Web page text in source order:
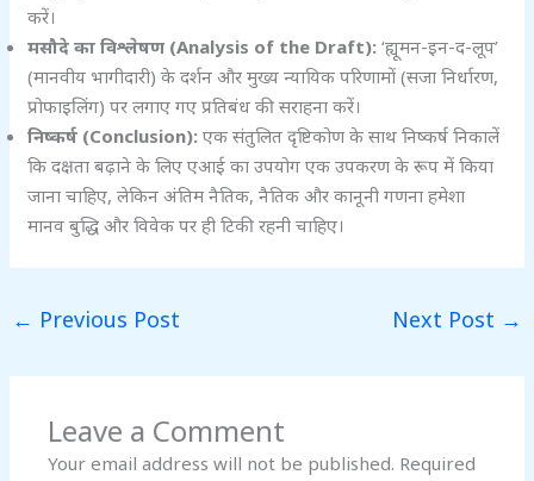
करें।
मसौदे का विश्लेषण (Analysis of the Draft): ‘ह्यूमन-इन-द-लूप’
(मानवीय भागीदारी) के दर्शन और मुख्य न्यायिक परिणामों (सजा निर्धारण,
प्रोफाइलिंग) पर लगाए गए प्रतिबंध की सराहना करें।
निष्कर्ष (Conclusion): एक संतुलित दृष्टिकोण के साथ निष्कर्ष निकालें
कि दक्षता बढ़ाने के लिए एआई का उपयोग एक उपकरण के रूप में किया
जाना चाहिए, लेकिन अंतिम नैतिक, नैतिक और कानूनी गणना हमेशा
मानव बुद्धि और विवेक पर ही टिकी रहनी चाहिए।
← Previous Post Next Post →
Leave a Comment
Your email address will not be published. Required